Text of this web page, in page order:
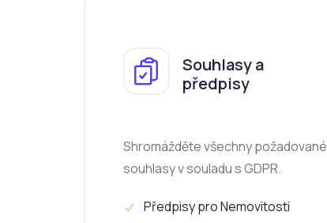
Souhlasy a
předpisy
Shromážděte všechny požadované
souhlasy v souladu s GDPR.
Předpisy pro Nemovitosti